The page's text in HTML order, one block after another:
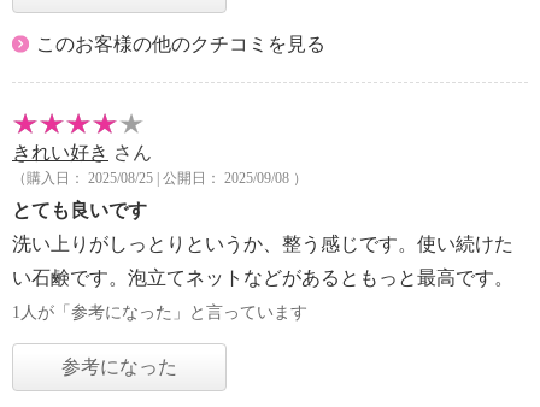
このお客様の他のクチコミを見る
きれい好き さん
（購入日： 2025/08/25 | 公開日： 2025/09/08 ）
とても良いです
洗い上りがしっとりというか、整う感じです。使い続けた
い石鹸です。泡立てネットなどがあるともっと最高です。
1人が「参考になった」と言っています
参考になった